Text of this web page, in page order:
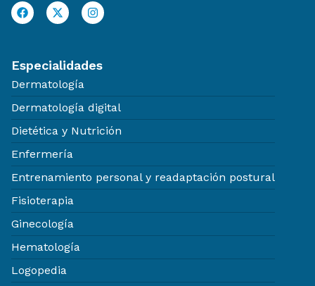
Especialidades
Dermatología
Dermatología digital
Dietética y Nutrición
Enfermería
Entrenamiento personal y readaptación postural
Fisioterapia
Ginecología
Hematología
Logopedia